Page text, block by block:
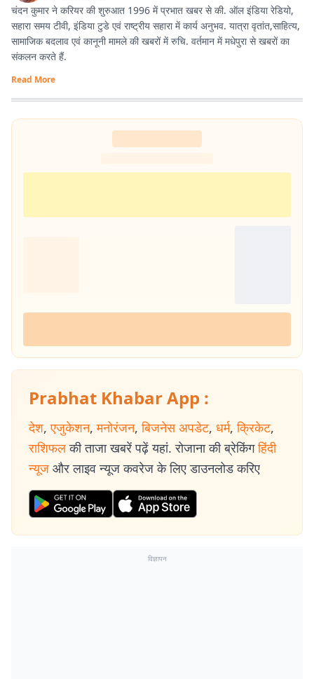
चंदन कुमार ने करियर की शुरुआत 1996 में प्रभात खबर से की. ऑल इंडिया रेडियो,
सहारा समय टीवी, इंडिया टुडे एवं राष्ट्रीय सहारा में कार्य अनुभव. यात्रा वृतांत,साहित्य,
सामाजिक बदलाव एवं कानूनी मामले की खबरों में रुचि. वर्तमान में मधेपुरा से खबरों का
संकलन करते हैं.
Read More
Prabhat Khabar App :
देश, एजुकेशन, मनोरंजन, बिजनेस अपडेट, धर्म, क्रिकेट,
राशिफल की ताजा खबरें पढ़ें यहां. रोजाना की ब्रेकिंग हिंदी
न्यूज और लाइव न्यूज कवरेज के लिए डाउनलोड करिए
विज्ञापन